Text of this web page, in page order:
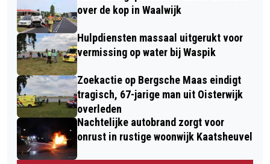
over de kop in Waalwijk
Hulpdiensten massaal uitgerukt voor
vermissing op water bij Waspik
Zoekactie op Bergsche Maas eindigt
tragisch, 67-jarige man uit Oisterwijk
overleden
Nachtelijke autobrand zorgt voor
onrust in rustige woonwijk Kaatsheuvel